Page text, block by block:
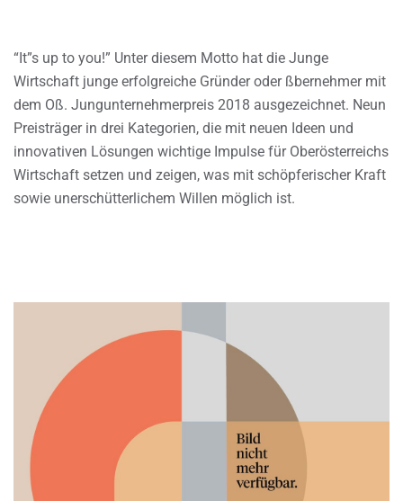
“It”s up to you!” Unter diesem Motto hat die Junge
Wirtschaft junge erfolgreiche Gründer oder ßbernehmer mit
dem Oß. Jungunternehmerpreis 2018 ausgezeichnet. Neun
Preisträger in drei Kategorien, die mit neuen Ideen und
innovativen Lösungen wichtige Impulse für Oberösterreichs
Wirtschaft setzen und zeigen, was mit schöpferischer Kraft
sowie unerschütterlichem Willen möglich ist.